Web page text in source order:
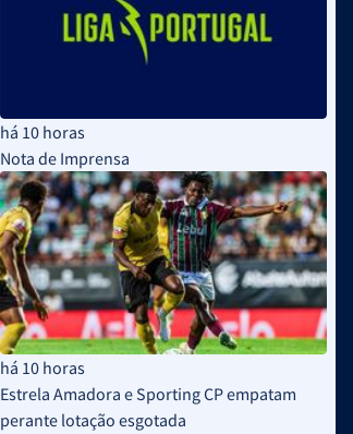
há 10 horas
Nota de Imprensa
há 10 horas
Estrela Amadora e Sporting CP empatam
perante lotação esgotada